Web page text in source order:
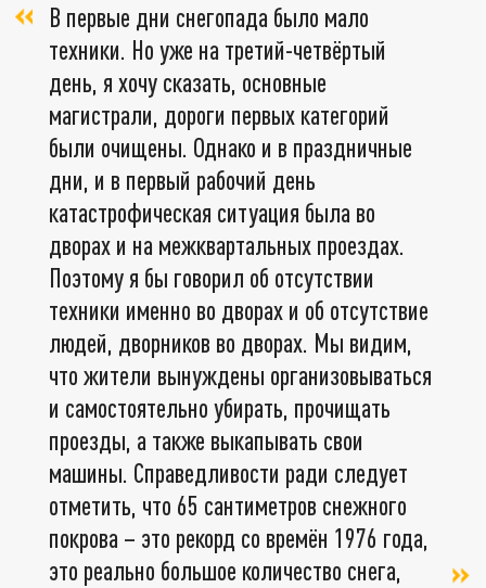
В первые дни снегопада было мало
техники. Но уже на третий-четвёртый
день, я хочу сказать, основные
магистрали, дороги первых категорий
были очищены. Однако и в праздничные
дни, и в первый рабочий день
катастрофическая ситуация была во
дворах и на межквартальных проездах.
Поэтому я бы говорил об отсутствии
техники именно во дворах и об отсутствие
людей, дворников во дворах. Мы видим,
что жители вынуждены организовываться
и самостоятельно убирать, прочищать
проезды, а также выкапывать свои
машины. Справедливости ради следует
отметить, что 65 сантиметров снежного
покрова – это рекорд со времён 1976 года,
это реально большое количество снега,